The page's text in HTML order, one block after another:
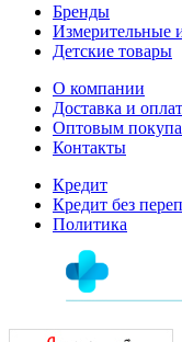
Бренды
Измерительные
Детские товары
О компании
Доставка и
Оптовым
Контакты
Кредит
Кредит без
Политика